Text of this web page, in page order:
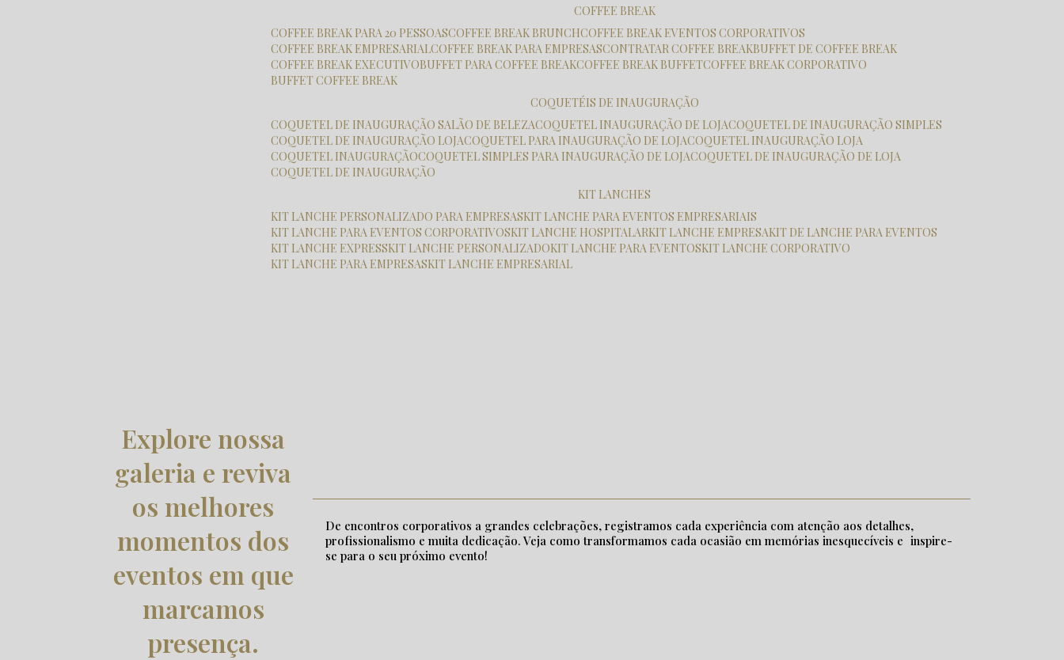
COFFEE BREAK
COFFEE BREAK PARA 20 PESSOAS COFFEE BREAK BRUNCH COFFEE BREAK EVENTOS CORPORATIVOS
COFFEE BREAK EMPRESARIAL COFFEE BREAK PARA EMPRESAS CONTRATAR COFFEE BREAK BUFFET DE COFFEE BREAK
COFFEE BREAK EXECUTIVO BUFFET PARA COFFEE BREAK COFFEE BREAK BUFFET COFFEE BREAK CORPORATIVO
BUFFET COFFEE BREAK
COQUETÉIS DE INAUGURAÇÃO
COQUETEL DE INAUGURAÇÃO SALÃO DE BELEZA COQUETEL INAUGURAÇÃO DE LOJA COQUETEL DE INAUGURAÇÃO SIMPLES
COQUETEL DE INAUGURAÇÃO LOJA COQUETEL PARA INAUGURAÇÃO DE LOJA COQUETEL INAUGURAÇÃO LOJA
COQUETEL INAUGURAÇÃO COQUETEL SIMPLES PARA INAUGURAÇÃO DE LOJA COQUETEL DE INAUGURAÇÃO DE LOJA
COQUETEL DE INAUGURAÇÃO
KIT LANCHES
KIT LANCHE PERSONALIZADO PARA EMPRESAS KIT LANCHE PARA EVENTOS EMPRESARIAIS
KIT LANCHE PARA EVENTOS CORPORATIVOS KIT LANCHE HOSPITALAR KIT LANCHE EMPRESA KIT DE LANCHE PARA EVENTOS
KIT LANCHE EXPRESS KIT LANCHE PERSONALIZADO KIT LANCHE PARA EVENTOS KIT LANCHE CORPORATIVO
KIT LANCHE PARA EMPRESAS KIT LANCHE EMPRESARIAL
Explore nossa
galeria e reviva
os melhores
momentos dos
eventos em que
marcamos
presença.
De encontros corporativos a grandes celebrações, registramos cada experiência com atenção aos detalhes,
profissionalismo e muita dedicação. Veja como transformamos cada ocasião em memórias inesquecíveis e inspire-
se para o seu próximo evento!